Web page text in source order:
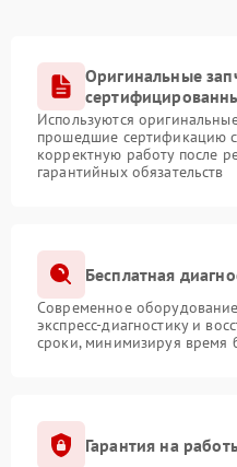
Оригинальные
Используются
прошедшие сертификацию
корректную работу после
гарантийных обязательств
Бесплатная
Современное
экспресс-диагностику и
сроки, минимизируя время
Гарантия на